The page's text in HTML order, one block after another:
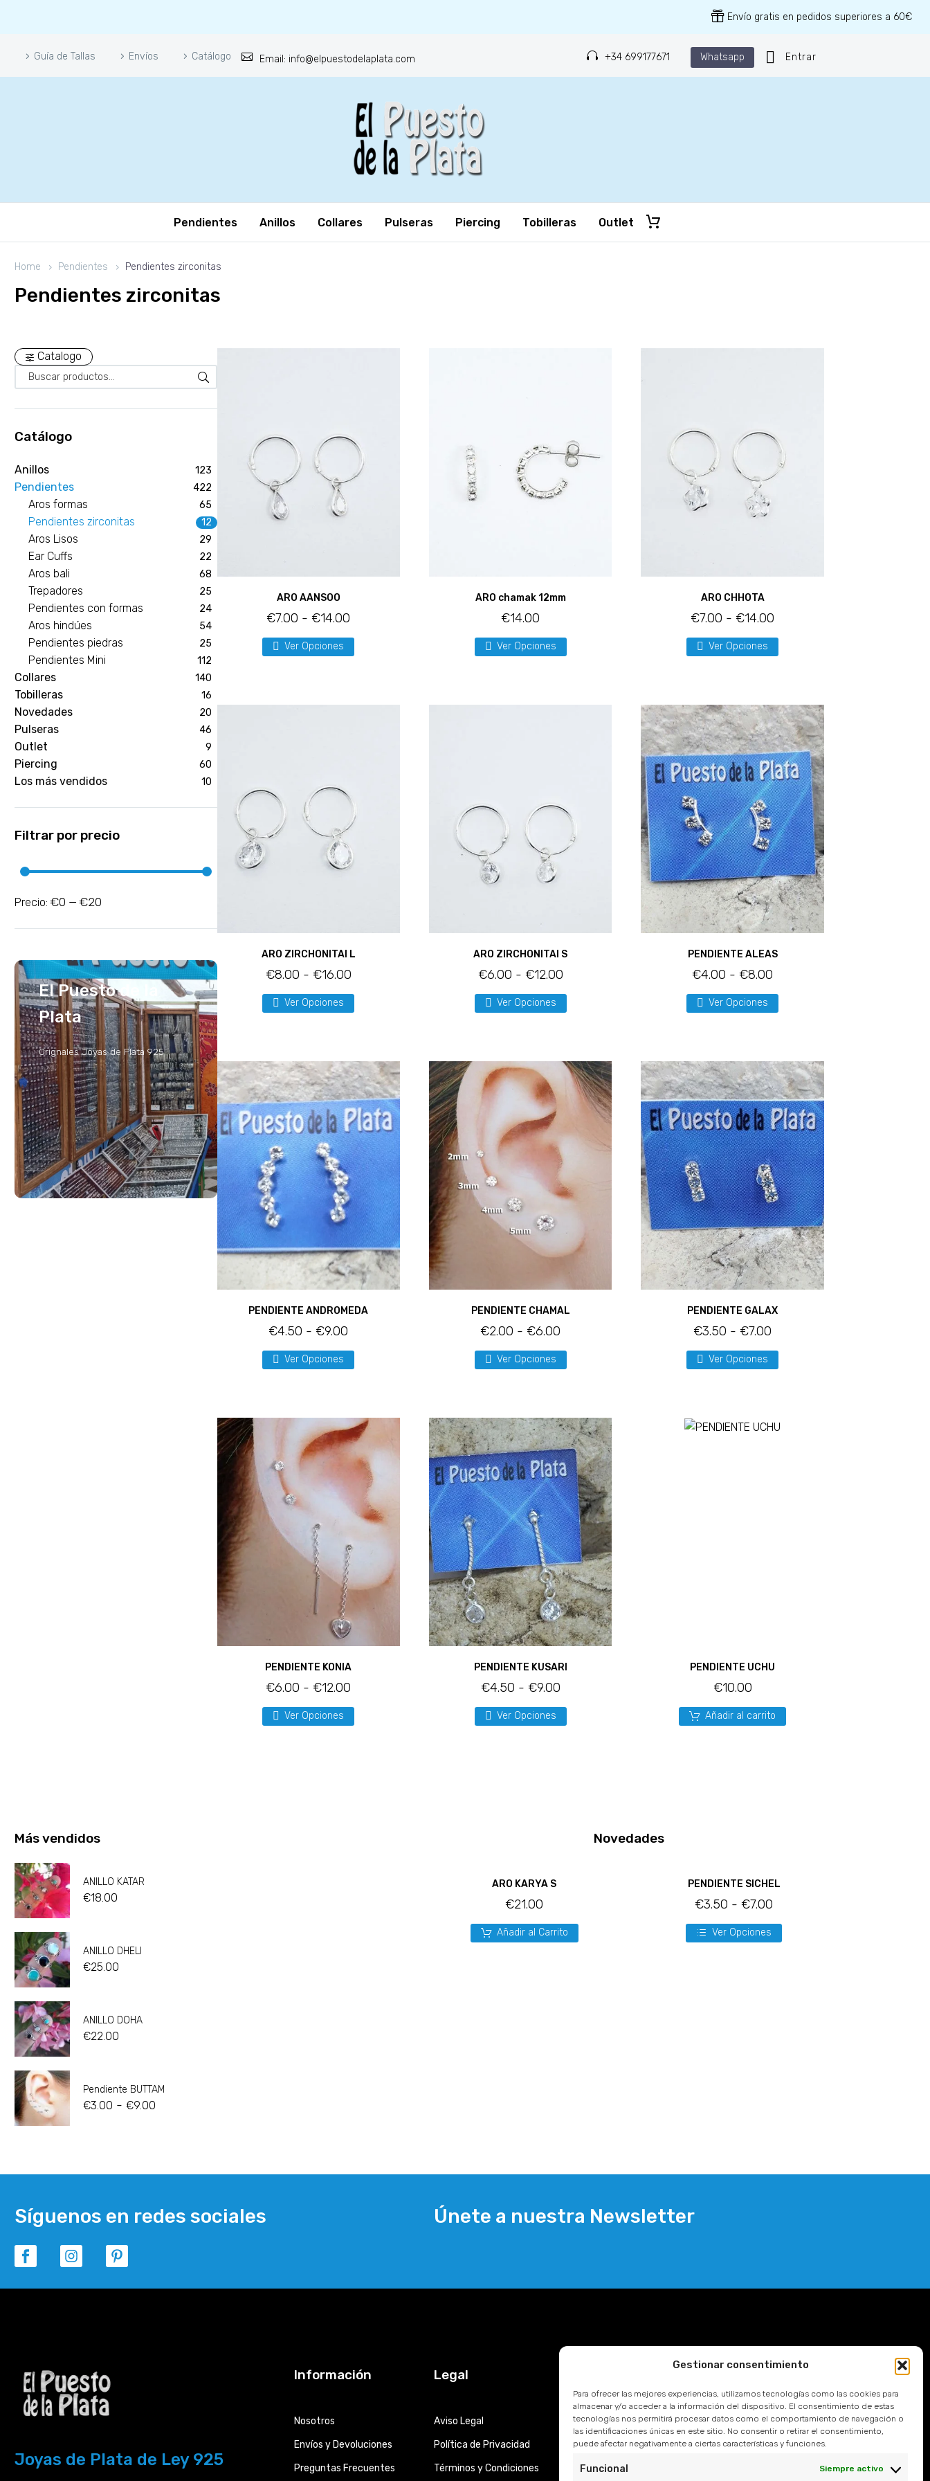
Gestionar consentimiento
Para ofrecer las mejores experiencias, utilizamos tecnologías como las cookies para
almacenar y/o acceder a la información del dispositivo. El consentimiento de estas
tecnologías nos permitirá procesar datos como el comportamiento de navegación o
las identificaciones únicas en este sitio. No consentir o retirar el consentimiento,
puede afectar negativamente a ciertas características y funciones.
Funcional Siempre activo
Envío gratis en pedidos superiores a 60€
Guía de Tallas Envíos Catálogo Email: info@elpuestodelaplata.com +34 699177671 Whatsapp Entrar
Pendientes Anillos Collares Pulseras Piercing Tobilleras Outlet
Home Pendientes Pendientes zirconitas
Pendientes zirconitas
Catalogo
Catálogo
Anillos 123
Pendientes 422
Aros formas 65
Pendientes zirconitas 12
Aros Lisos 29
Ear Cuffs 22
Aros bali 68
Trepadores 25
Pendientes con formas 24
Aros hindúes 54
Pendientes piedras 25
Pendientes Mini 112
Collares 140
Tobilleras 16
Novedades 20
Pulseras 46
Outlet 9
Piercing 60
Los más vendidos 10
Filtrar por precio
Precio:€0 —€20
El Puesto de la
Plata
Orignales Joyas de Plata 925
ARO AANSOO
€7.00 - €14.00
Ver Opciones
ARO chamak 12mm
€14.00
Ver Opciones
ARO CHHOTA
€7.00 - €14.00
Ver Opciones
ARO ZIRCHONITAI L
€8.00 - €16.00
Ver Opciones
ARO ZIRCHONITAI S
€6.00 - €12.00
Ver Opciones
PENDIENTE ALEAS
€4.00 - €8.00
Ver Opciones
PENDIENTE ANDROMEDA
€4.50 - €9.00
Ver Opciones
PENDIENTE CHAMAL
€2.00 - €6.00
Ver Opciones
PENDIENTE GALAX
€3.50 - €7.00
Ver Opciones
PENDIENTE KONIA
€6.00 - €12.00
Ver Opciones
PENDIENTE KUSARI
€4.50 - €9.00
Ver Opciones
PENDIENTE UCHU
€10.00
Añadir al carrito
Más vendidos
ANILLO KATAR
€18.00
ANILLO DHELI
€25.00
ANILLO DOHA
€22.00
Pendiente BUTTAM
€3.00 - €9.00
Novedades
ARO KARYA S
€21.00
Añadir al Carrito
PENDIENTE SICHEL
€3.50 - €7.00
Ver Opciones
Síguenos en redes sociales Únete a nuestra Newsletter
Joyas de Plata de Ley 925
Información
Nosotros
Envíos y Devoluciones
Preguntas Frecuentes
Legal
Aviso Legal
Política de Privacidad
Términos y Condiciones